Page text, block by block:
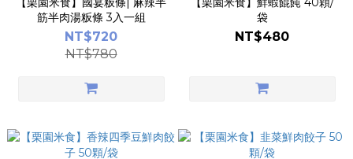
筋半肉湯粄條 3入一組
NT$720
NT$780
袋
NT$480